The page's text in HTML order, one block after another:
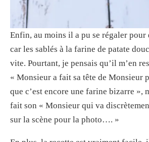
Enfin, au moins il a pu se régaler pour
car les sablés à la farine de patate
vite. Pourtant, je pensais qu’il m’en
« Monsieur a fait sa tête de Monsieur
que c’est encore une farine bizarre »,
fait son « Monsieur qui va
sur la scène pour la photo…. »